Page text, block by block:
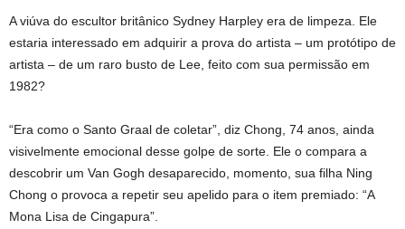
A viúva do escultor britânico Sydney Harpley era de limpeza. Ele
estaria interessado em adquirir a prova do artista – um protótipo de
artista – de um raro busto de Lee, feito com sua permissão em
1982?
“Era como o Santo Graal de coletar”, diz Chong, 74 anos, ainda
visivelmente emocional desse golpe de sorte. Ele o compara a
descobrir um Van Gogh desaparecido, momento, sua filha Ning
Chong o provoca a repetir seu apelido para o item premiado: “A
Mona Lisa de Cingapura”.